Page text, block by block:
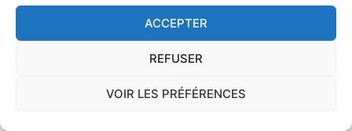
ACCEPTER
REFUSER
VOIR LES PRÉFÉRENCES
à respecter lors de la construction de celui-ci.
Utiliser des bois secs, éviter autant que possible le
l'étanchéité des façades et toitures ou encore
prévoir des aérations en sous-sol limitent les risques